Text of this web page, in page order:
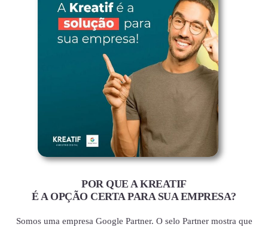
POR QUE A KREATIF
É A OPÇÃO CERTA PARA SUA EMPRESA?
Somos uma empresa Google Partner. O selo Partner mostra que